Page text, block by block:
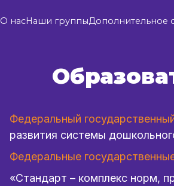
О насНаши группыДополнительное
Федеральный
развития системы
Федеральные
«Стандарт – комплекс норм,